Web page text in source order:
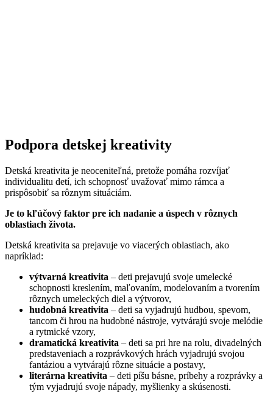
Podpora detskej kreativity
Detská kreativita je neoceniteľná, pretože pomáha rozvíjať
individualitu detí, ich schopnosť uvažovať mimo rámca a
prispôsobiť sa rôznym situáciám.
Je to kľúčový faktor pre ich nadanie a úspech v rôznych
oblastiach života.
Detská kreativita sa prejavuje vo viacerých oblastiach, ako
napríklad:
výtvarná kreativita – deti prejavujú svoje umelecké
schopnosti kreslením, maľovaním, modelovaním a tvorením
rôznych umeleckých diel a výtvorov,
hudobná kreativita – deti sa vyjadrujú hudbou, spevom,
tancom či hrou na hudobné nástroje, vytvárajú svoje melódie
a rytmické vzory,
dramatická kreativita – deti sa pri hre na rolu, divadelných
predstaveniach a rozprávkových hrách vyjadrujú svojou
fantáziou a vytvárajú rôzne situácie a postavy,
literárna kreativita – deti píšu básne, príbehy a rozprávky a
tým vyjadrujú svoje nápady, myšlienky a skúsenosti.